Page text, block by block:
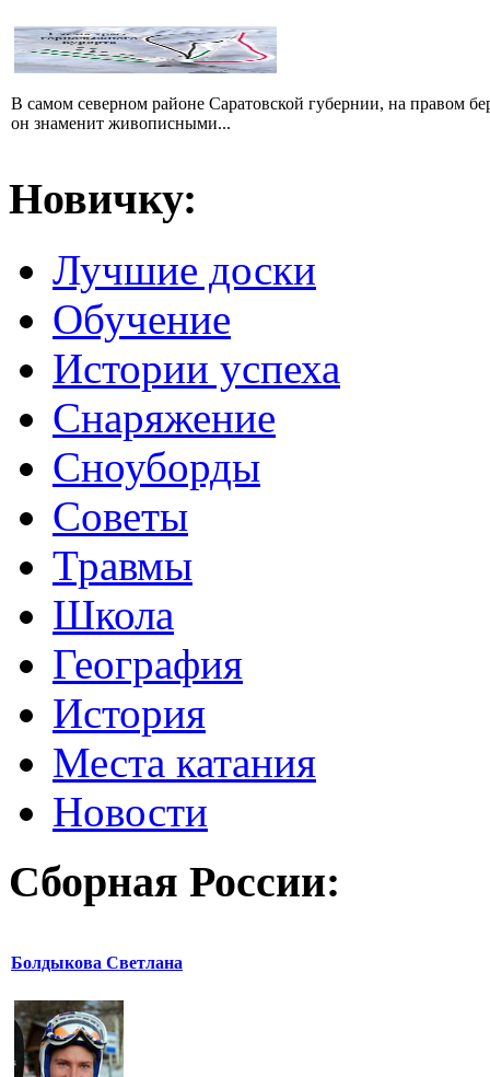
В самом северном районе Саратовской губернии, на правом
он знаменит живописными...
Новичку:
Лучшие доски
Обучение
Истории успеха
Снаряжение
Сноуборды
Советы
Травмы
Школа
География
История
Места катания
Новости
Сборная России:
Болдыкова Светлана